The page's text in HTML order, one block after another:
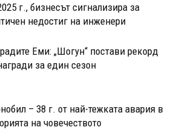
г., бизнесът сигнализира за
недостиг на инженери
Еми: „Шогун“ постави рекорд
за един сезон
– 38 г. от най-тежката авария в
на човечеството